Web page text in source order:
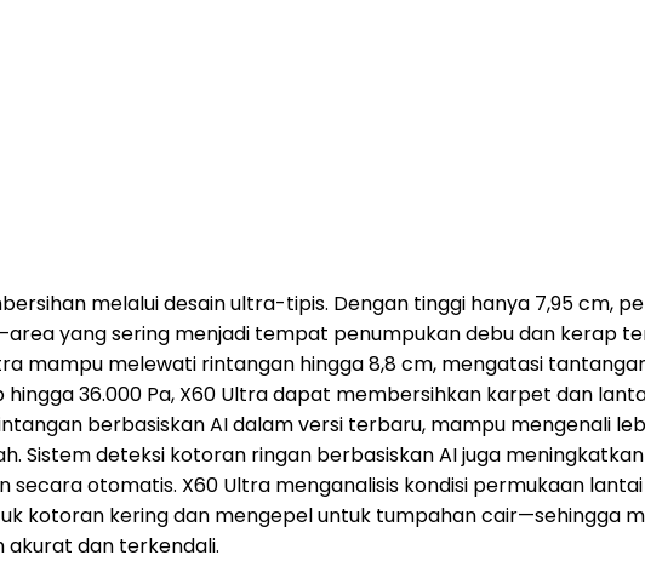
melalui desain ultra-tipis. Dengan tinggi hanya 7,95 cm,
yang sering menjadi tempat penumpukan debu dan kerap
mampu melewati rintangan hingga 8,8 cm, mengatasi
36.000 Pa, X60 Ultra dapat membersihkan karpet dan
berbasiskan AI dalam versi terbaru, mampu mengenali
Sistem deteksi kotoran ringan berbasiskan AI juga
otomatis. X60 Ultra menganalisis kondisi permukaan
kotoran kering dan mengepel untuk tumpahan cair—sehingga
akurat dan terkendali.